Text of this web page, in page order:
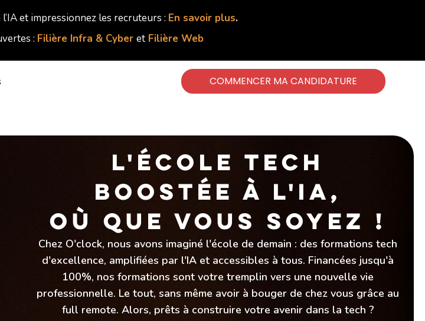
et impressionnez les recruteurs : En savoir plus.
: Filière Infra & Cyber et Filière Web
COMMENCER MA CANDIDATURE
L'ÉCOLE TECH
BOOSTÉE À L'IA,
OÙ QUE VOUS SOYEZ !
Chez O'clock, nous avons imaginé l'école de demain : des formations tech
d'excellence, amplifiées par l'IA et accessibles à tous. Financées jusqu'à
100%, nos formations sont votre tremplin vers une nouvelle vie
professionnelle. Le tout, sans même avoir à bouger de chez vous grâce au
full remote. Alors, prêts à construire votre avenir dans la tech ?